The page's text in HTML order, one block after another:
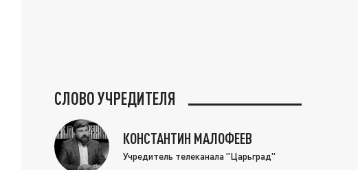
СЛОВО УЧРЕДИТЕЛЯ
КОНСТАНТИН МАЛОФЕЕВ
Учредитель телеканала "Царьград"